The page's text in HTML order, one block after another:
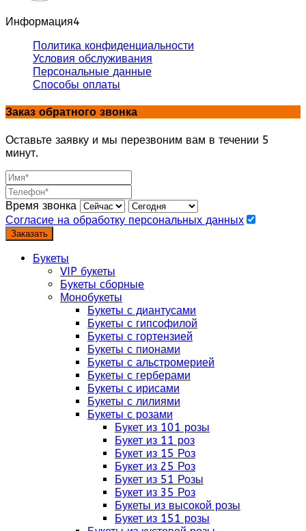
Информация4
Политика конфиденциальности
Условия обслуживания
Персональные данные
Способы оплаты
Заказ обратного звонка
Оставьте заявку и мы перезвоним вам в течении 5
минут.
Время звонка
Согласие на обработку персональных данных
Заказать
Букеты
VIP букеты
Букеты сборные
Монобукеты
Букеты с диантусами
Букеты с гипсофилой
Букеты с гортензией
Букеты с пионами
Букеты с альстромерией
Букеты с герберами
Букеты с ирисами
Букеты с лилиями
Букеты с розами
Букет из 101 розы
Букет из 11 роз
Букет из 15 Роз
Букет из 25 Роз
Букет из 51 Розы
Букет из 35 Роз
Букеты из высокой розы
Букет из 151 розы